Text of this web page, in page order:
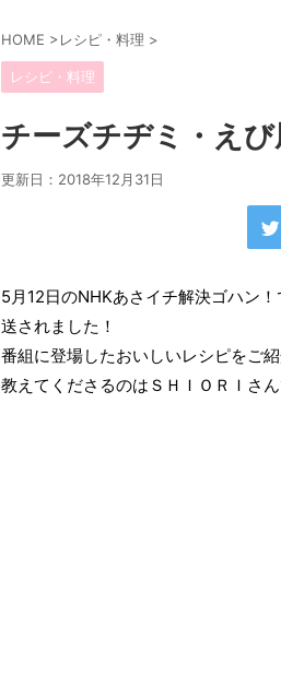
HOME >レシピ・料理 >
レシピ・料理
チーズチヂミ・え
更新日： 2018年12月31日
5月12日のNHKあさイチ解決ゴハン
送されました！
番組に登場したおいしいレシピをご
教えてくださるのはＳＨＩＯＲＩさん